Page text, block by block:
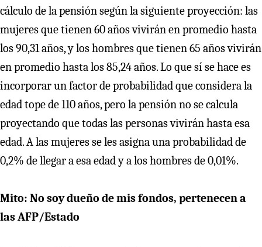
cálculo de la pensión según la siguiente proyección: las
mujeres que tienen 60 años vivirán en promedio hasta
los 90,31 años, y los hombres que tienen 65 años vivirán
en promedio hasta los 85,24 años. Lo que sí se hace es
incorporar un factor de probabilidad que considera la
edad tope de 110 años, pero la pensión no se calcula
proyectando que todas las personas vivirán hasta esa
edad. A las mujeres se les asigna una probabilidad de
0,2% de llegar a esa edad y a los hombres de 0,01%.
Mito: No soy dueño de mis fondos, pertenecen a
las AFP/Estado